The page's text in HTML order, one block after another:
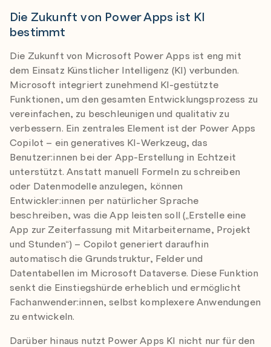
Die Zukunft von Power Apps ist KI
bestimmt
Die Zukunft von Microsoft Power Apps ist eng mit
dem Einsatz Künstlicher Intelligenz (KI) verbunden.
Microsoft integriert zunehmend KI-gestützte
Funktionen, um den gesamten Entwicklungsprozess zu
vereinfachen, zu beschleunigen und qualitativ zu
verbessern. Ein zentrales Element ist der Power Apps
Copilot – ein generatives KI-Werkzeug, das
Benutzer:innen bei der App-Erstellung in Echtzeit
unterstützt. Anstatt manuell Formeln zu schreiben
oder Datenmodelle anzulegen, können
Entwickler:innen per natürlicher Sprache
beschreiben, was die App leisten soll („Erstelle eine
App zur Zeiterfassung mit Mitarbeitername, Projekt
und Stunden“) – Copilot generiert daraufhin
automatisch die Grundstruktur, Felder und
Datentabellen im Microsoft Dataverse. Diese Funktion
senkt die Einstiegshürde erheblich und ermöglicht
Fachanwender:innen, selbst komplexere Anwendungen
zu entwickeln.
Darüber hinaus nutzt Power Apps KI nicht nur für den